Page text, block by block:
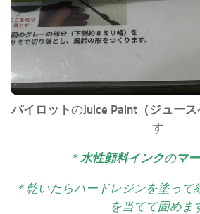
パイロットのJuice Paint（ジュース
す
＊ 水性顔料インクのマ
＊乾いたらハードレジンを塗って
を当てて固めま